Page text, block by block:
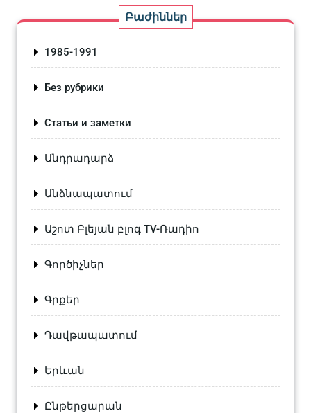
Բաժիններ
1985-1991
Без рубрики
Статьи и заметки
Անդրադարձ
Անձնապատում
Աշոտ Բլեյան բլոգ TV-Ռադիո
Գործիչներ
Գրքեր
Դավթապատում
Երևան
Ընթերցարան